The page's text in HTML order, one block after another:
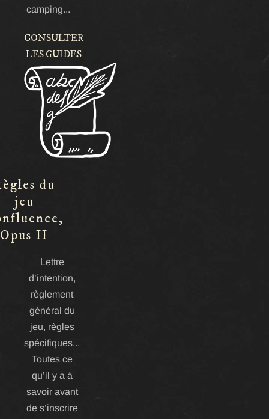
du
jeu
Opus II
Lettre
d’intention,
règlement
général du
jeu, règles
spécifiques...
Toutes ce
qu’il y a à
savoir avant
de s’inscrire
camping...
CONSULTER
LES GUIDES